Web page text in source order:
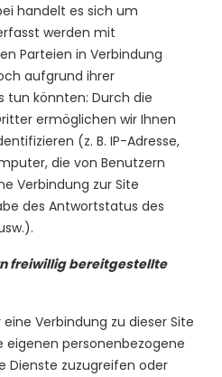
handelt es sich um
werden mit
Parteien in Verbindung
aufgrund ihrer
tun könnten: Durch die
ermöglichen wir Ihnen
(z. B. IP-Adresse,
die von Benutzern
Verbindung zur Site
des Antwortstatus des
freiwillig bereitgestellte
Verbindung zu dieser Site
eigenen personenbezogene
zuzugreifen oder